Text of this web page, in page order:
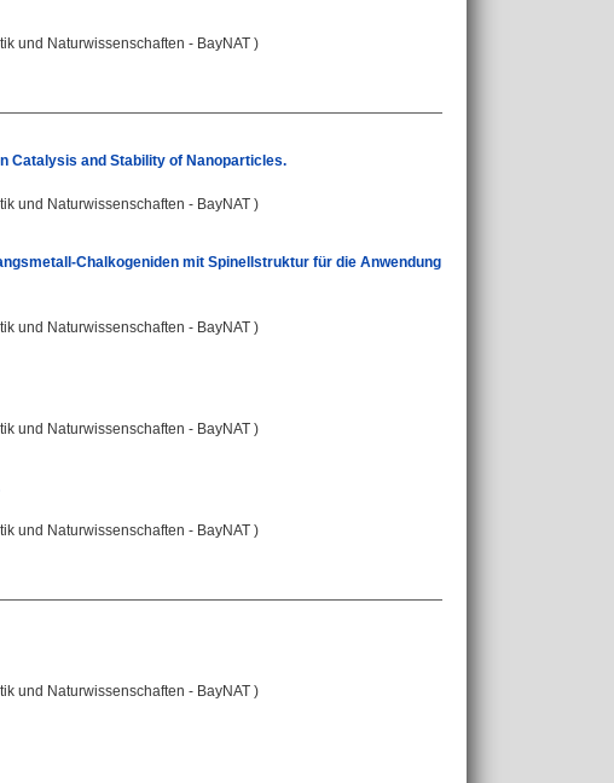
und Naturwissenschaften - BayNAT )
Catalysis and Stability of Nanoparticles.
und Naturwissenschaften - BayNAT )
Chalkogeniden mit Spinellstruktur für die Anwendung
und Naturwissenschaften - BayNAT )
und Naturwissenschaften - BayNAT )
und Naturwissenschaften - BayNAT )
und Naturwissenschaften - BayNAT )